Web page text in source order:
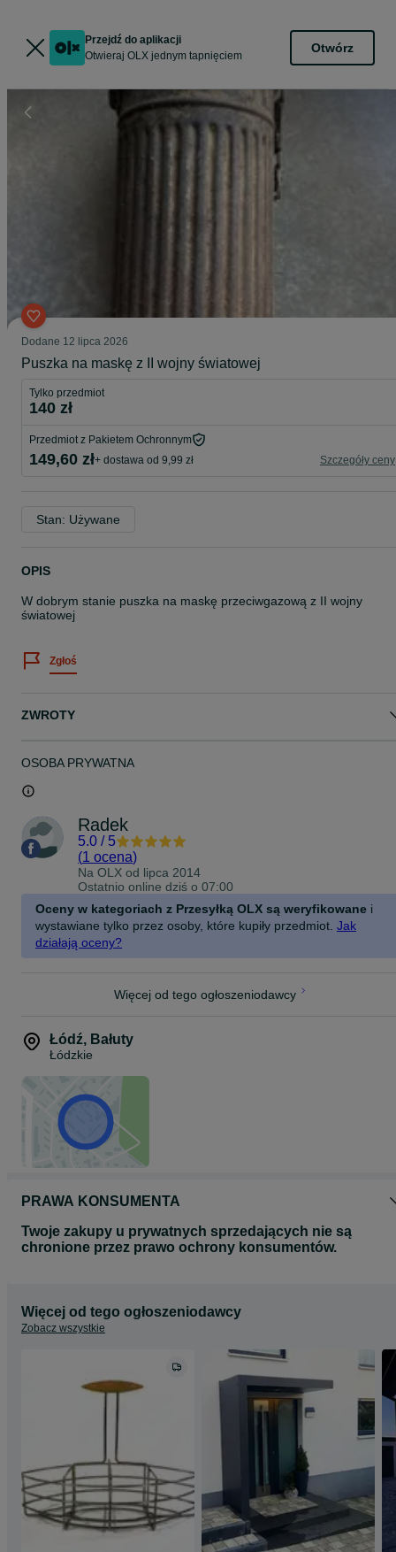
Przejdź do aplikacji
Otwieraj OLX jednym tapnięciem
Otwórz
Dodane 12 lipca 2026
Puszka na maskę z II wojny światowej
Tylko przedmiot
140 zł
Przedmiot z Pakietem Ochronnym
149,60 zł+ dostawa od 9,99 zł Szczegóły ceny
Stan: Używane
OPIS
W dobrym stanie puszka na maskę przeciwgazową z II wojny
światowej
Zgłoś
ZWROTY
OSOBA PRYWATNA
Radek
5.0 / 5
(1 ocena)
Na OLX od lipca 2014
Ostatnio online dziś o 07:00
Oceny w kategoriach z Przesyłką OLX są weryfikowane i
wystawiane tylko przez osoby, które kupiły przedmiot. Jak
działają oceny?
Więcej od tego ogłoszeniodawcy
Łódź, Bałuty
Łódzkie
PRAWA KONSUMENTA
Twoje zakupy u prywatnych sprzedających nie są
chronione przez prawo ochrony konsumentów.
Więcej od tego ogłoszeniodawcy
Zobacz wszystkie